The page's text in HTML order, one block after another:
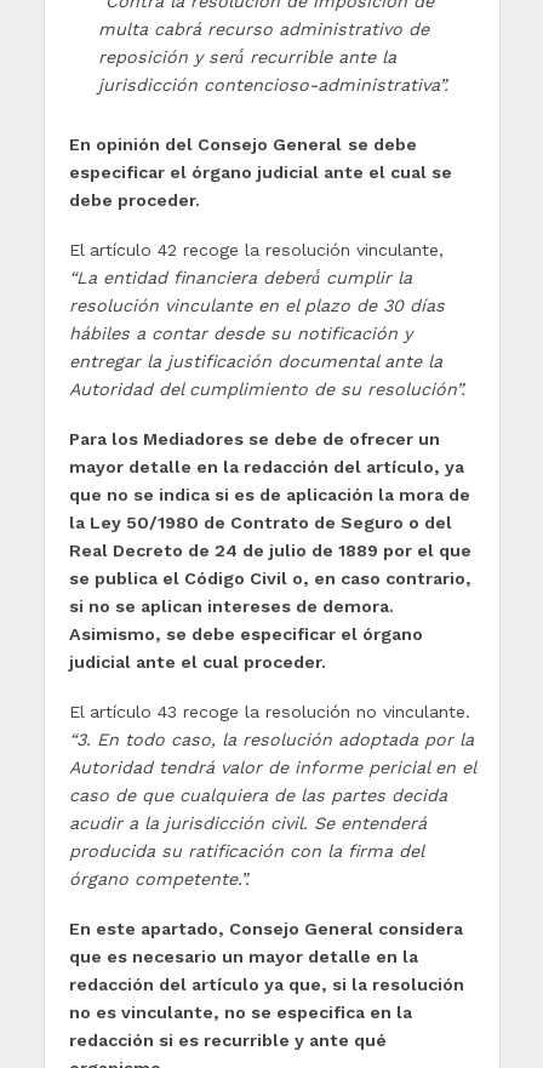
multa cabrá recurso administrativo de
reposición y será́ recurrible ante la
jurisdicción contencioso-administrativa”.
En opinión del Consejo General se debe
especificar el órgano judicial ante el cual se
debe proceder.
El artículo 42 recoge la resolución vinculante,
“La entidad financiera deberá́ cumplir la
resolución vinculante en el plazo de 30 días
hábiles a contar desde su notificación y
entregar la justificación documental ante la
Autoridad del cumplimiento de su resolución”.
Para los Mediadores se debe de ofrecer un
mayor detalle en la redacción del artículo, ya
que no se indica si es de aplicación la mora de
la Ley 50/1980 de Contrato de Seguro o del
Real Decreto de 24 de julio de 1889 por el que
se publica el Código Civil o, en caso contrario,
si no se aplican intereses de demora.
Asimismo, se debe especificar el órgano
judicial ante el cual proceder.
El artículo 43 recoge la resolución no vinculante.
“3. En todo caso, la resolución adoptada por la
Autoridad tendrá valor de informe pericial en el
caso de que cualquiera de las partes decida
acudir a la jurisdicción civil. Se entenderá
producida su ratificación con la firma del
órgano competente.”.
En este apartado, Consejo General considera
que es necesario un mayor detalle en la
redacción del artículo ya que, si la resolución
no es vinculante, no se especifica en la
redacción si es recurrible y ante qué